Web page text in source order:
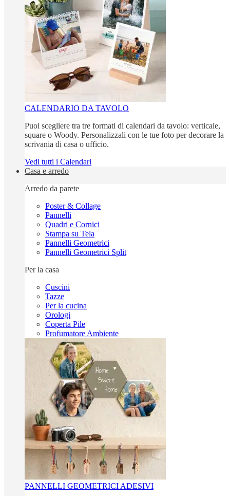
CALENDARIO DA TAVOLO
Puoi scegliere tra tre formati di calendari da tavolo: verticale,
square o Woody. Personalizzali con le tue foto per decorare la
scrivania di casa o ufficio.
Vedi tutti i Calendari
Casa e arredo
Arredo da parete
Poster & Collage
Pannelli
Quadri e Cornici
Stampa su Tela
Pannelli Geometrici
Pannelli Geometrici Split
Per la casa
Cuscini
Tazze
Per la cucina
Orologi
Coperta Pile
Profumatore Ambiente
PANNELLI GEOMETRICI ADESIVI